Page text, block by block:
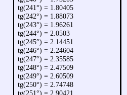
tg(241°) = 1.80405
tg(242°) = 1.88073
tg(243°) = 1.96261
tg(244°) = 2.0503
tg(245°) = 2.14451
tg(246°) = 2.24604
tg(247°) = 2.35585
tg(248°) = 2.47509
tg(249°) = 2.60509
tg(250°) = 2.74748
tg(251°) = 2.90421